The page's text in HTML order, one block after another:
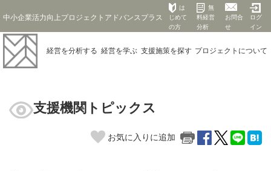
中小企業活力向上プロジェクトアドバンスプラス
は
じめて
の方
無
料経営
分析
お問合
せ
ログ
イン
経営を分析する 経営を学ぶ 支援施策を探す プロジェクト について
支援機関トピックス
お気に入りに追加